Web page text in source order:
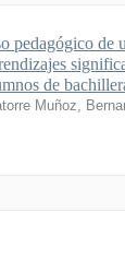
pedagógico de
de
Muñoz,